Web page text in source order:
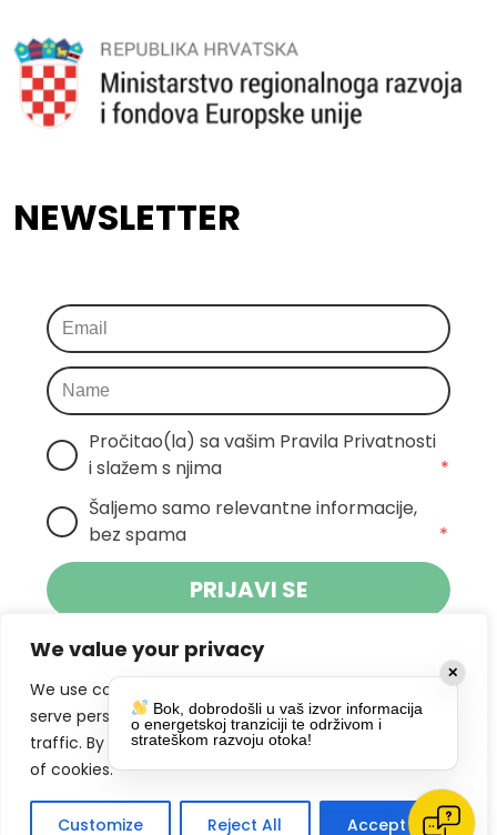
We value your privacy
We use cookies to enhance your browsing experience,
serve personalized ads or content, and analyze our
traffic. By clicking "Accept All", you consent to our use
of cookies.
Customize Reject All Accept All
NEWSLETTER
Pročitao(la) sa vašim Pravila Privatnosti
i slažem s njima
*
Šaljemo samo relevantne informacije,
bez spama
*
PRIJAVI SE
Klikom na gumb dajete suglasnost za
primanje novosti Pokreta Otoka te se
slažete spolitikom privatnosti.
DRUŠTVENE MREŽE
✕
Bok, dobrodošli u vaš izvor informacija
o energetskoj tranziciji te održivom i
strateškom razvoju otoka!